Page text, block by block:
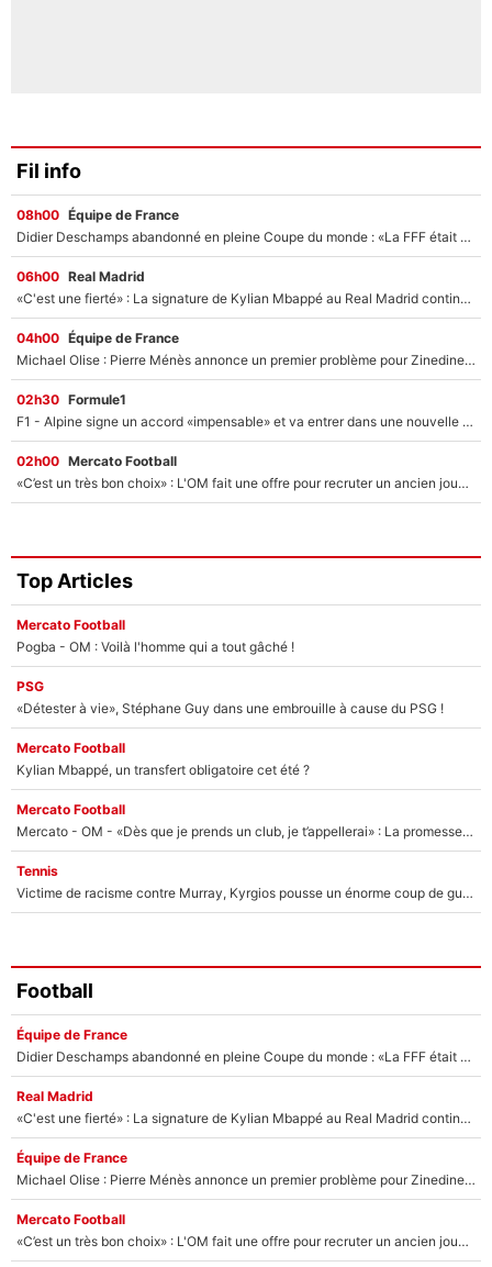
Fil info
08h00 Équipe de France
Didier Deschamps abandonné en pleine Coupe du monde : «La FFF était déjà passée à Zinedine Zidane»
06h00 Real Madrid
«C'est une fierté» : La signature de Kylian Mbappé au Real Madrid continue de régaler l'Espagne
04h00 Équipe de France
Michael Olise : Pierre Ménès annonce un premier problème pour Zinedine Zidane en équipe de France
02h30 Formule1
F1 - Alpine signe un accord «impensable» et va entrer dans une nouvelle dimension : Grande nouvelle pour Pierre Gasly !
02h00 Mercato Football
«C’est un très bon choix» : L'OM fait une offre pour recruter un ancien joueur du PSG... et c'est validé dans l'After Foot !
Top Articles
Mercato Football
Pogba - OM : Voilà l'homme qui a tout gâché !
PSG
«Détester à vie», Stéphane Guy dans une embrouille à cause du PSG !
Mercato Football
Kylian Mbappé, un transfert obligatoire cet été ?
Mercato Football
Mercato - OM - «Dès que je prends un club, je t’appellerai» : La promesse de Marcelino au moment de claquer la porte
Tennis
Victime de racisme contre Murray, Kyrgios pousse un énorme coup de gueule !
Football
Équipe de France
Didier Deschamps abandonné en pleine Coupe du monde : «La FFF était déjà passée à Zinedine Zidane»
Real Madrid
«C'est une fierté» : La signature de Kylian Mbappé au Real Madrid continue de régaler l'Espagne
Équipe de France
Michael Olise : Pierre Ménès annonce un premier problème pour Zinedine Zidane en équipe de France
Mercato Football
«C’est un très bon choix» : L'OM fait une offre pour recruter un ancien joueur du PSG... et c'est validé dans l'After Foot !